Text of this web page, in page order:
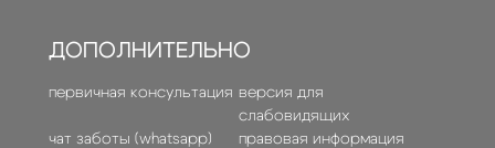
ДОПОЛНИТЕЛЬНО
первичная консультация версия для
слабовидящих
чат заботы (whatsapp)
правовая информация